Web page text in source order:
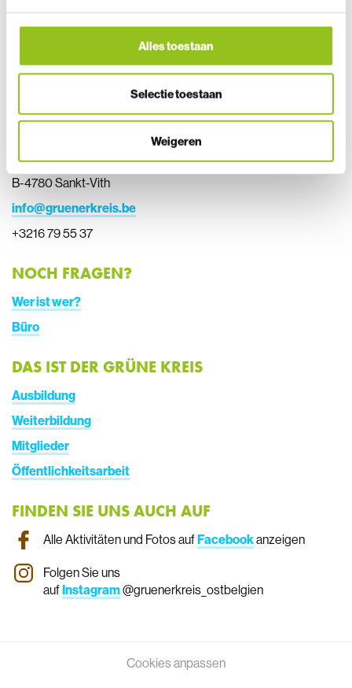
Alles toestaan
Selectie toestaan
Weigeren
Berater Ihrer Region der Provinz?
KONTAKT
Malmedyer Strasse 63
B-4780 Sankt-Vith
info@gruenerkreis.be
+3216 79 55 37
NOCH FRAGEN?
Wer ist wer?
Büro
DAS IST DER GRÜNE KREIS
Ausbildung
Weiterbildung
Mitglieder
Öffentlichkeitsarbeit
FINDEN SIE UNS AUCH AUF
Alle Aktivitäten und Fotos aufFacebookanzeigen
Folgen Sie uns
aufInstagram@gruenerkreis_ostbelgien
Cookies anpassen